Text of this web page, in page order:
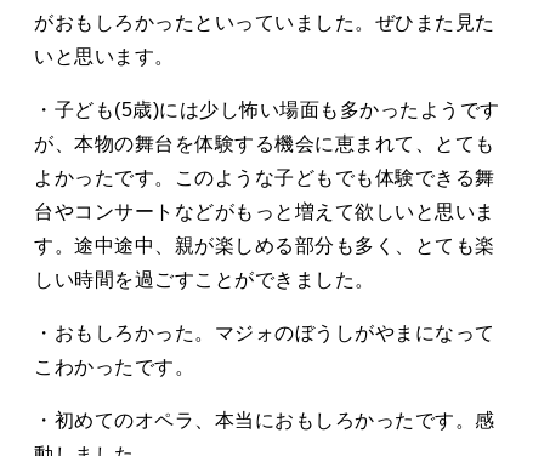
がおもしろかったといっていました。ぜひまた見た
いと思います。
・子ども(5歳)には少し怖い場面も多かったようです
が、本物の舞台を体験する機会に恵まれて、とても
よかったです。このような子どもでも体験できる舞
台やコンサートなどがもっと増えて欲しいと思いま
す。途中途中、親が楽しめる部分も多く、とても楽
しい時間を過ごすことができました。
・おもしろかった。マジォのぼうしがやまになって
こわかったです。
・初めてのオペラ、本当におもしろかったです。感